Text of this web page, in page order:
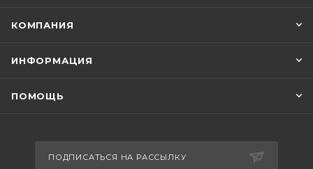
КОМПАНИЯ
ИНФОРМАЦИЯ
ПОМОЩЬ
ПОДПИСАТЬСЯ НА РАССЫЛКУ